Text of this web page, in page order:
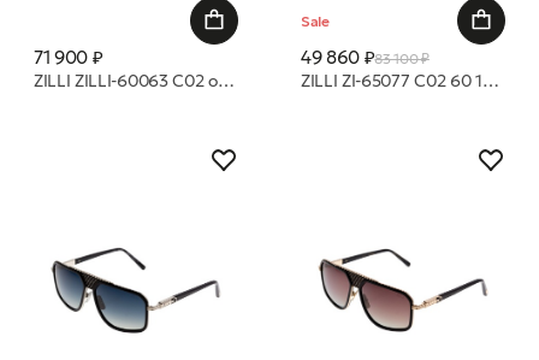
71 900 ₽
ZILLI ZILLI-60063 С02 оправа
Sale
49 860 ₽83 100 ₽
ZILLI ZI-65077 C02 60 13 очки с/з